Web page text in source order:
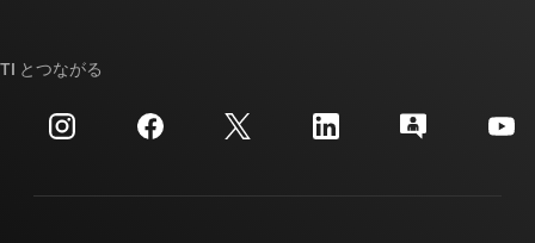
投資家向け情報
製造
クロスリファレンス検索
カスタマー・サポート・センター
ご注文に関する FAQ
TI とつながる